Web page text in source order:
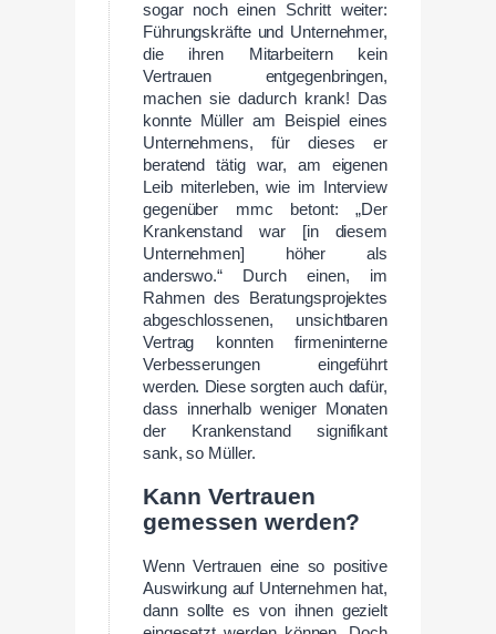
sogar noch einen Schritt weiter:
Führungskräfte und Unternehmer,
die ihren Mitarbeitern kein
Vertrauen entgegenbringen,
machen sie dadurch krank! Das
konnte Müller am Beispiel eines
Unternehmens, für dieses er
beratend tätig war, am eigenen
Leib miterleben, wie im Interview
gegenüber mmc betont: „Der
Krankenstand war [in diesem
Unternehmen] höher als
anderswo.“ Durch einen, im
Rahmen des Beratungsprojektes
abgeschlossenen, unsichtbaren
Vertrag konnten firmeninterne
Verbesserungen eingeführt
werden. Diese sorgten auch dafür,
dass innerhalb weniger Monaten
der Krankenstand signifikant
sank, so Müller.
Kann Vertrauen
gemessen werden?
Wenn Vertrauen eine so positive
Auswirkung auf Unternehmen hat,
dann sollte es von ihnen gezielt